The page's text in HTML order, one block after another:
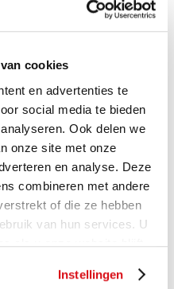
cookies
en advertenties te
social media te bieden
Ook delen we
onze site met onze
en analyse. Deze
combineren met andere
of die ze hebben
van hun services. U
als u onze website blijft
Instellingen